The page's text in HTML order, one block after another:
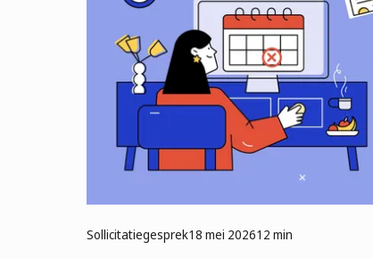
Sollicitatiegesprek18 mei 202612 min